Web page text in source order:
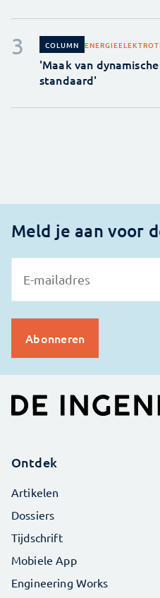
COLUMN ENERGIE
'Maak van
standaard'
Meld je aan voor
Ontdek
Artikelen
Dossiers
Tijdschrift
Mobiele App
Engineering Works